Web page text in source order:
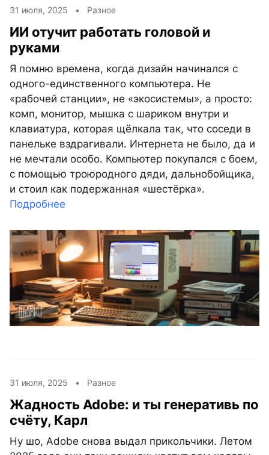
31 июля, 2025 • Разное
ИИ отучит работать головой и
руками
Я помню времена, когда дизайн начинался с
одного-единственного компьютера. Не
«рабочей станции», не «экосистемы», а просто:
комп, монитор, мышка с шариком внутри и
клавиатура, которая щёлкала так, что соседи в
панельке вздрагивали. Интернета не было, да и
не мечтали особо. Компьютер покупался с боем,
с помощью троюродного дяди, дальнобойщика,
и стоил как подержанная «шестёрка».
Подробнее
31 июля, 2025 • Разное
Жадность Adobe: и ты генеративь по
счёту, Карл
Ну шо, Adobe снова выдал прикольчики. Летом